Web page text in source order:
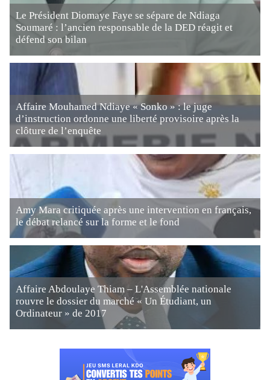
Le Président Diomaye Faye se sépare de Ndiaga
Soumaré : l’ancien responsable de la DED réagit et
défend son bilan
Affaire Mouhamed Ndiaye « Sonko » : le juge
d’instruction ordonne une liberté provisoire après la
clôture de l’enquête
Amy Mara critiquée après une intervention en français,
le débat relancé sur la forme et le fond
Affaire Abdoulaye Thiam – L'Assemblée nationale
rouvre le dossier du marché « Un Étudiant, un
Ordinateur » de 2017